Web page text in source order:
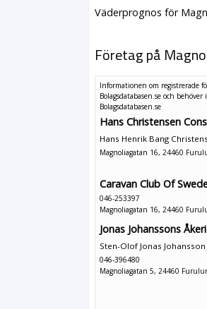
Väderprognos för
Företag på
Informationen om registrerade
Bolagsdatabasen.se och
Bolagsdatabasen.se
Hans Christensen
Hans Henrik Bang
Magnoliagatan 16, 24460
Caravan Club Of
046-253397
Magnoliagatan 16, 24460
Jonas Johanssons
Sten-Olof Jonas Johansson
046-396480
Magnoliagatan 5, 24460